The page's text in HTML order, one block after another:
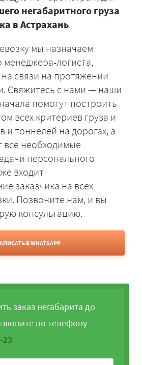
негабаритного груза
в Астрахань.
мы назначаем
менеджера-логиста,
связи на протяжении
Свяжитесь с нами — наши
помогут построить
всех критериев груза и
и тоннелей на дорогах, а
необходимые
персонального
входит
заказчика на всех
Позвоните нам, и вы
консультацию.
В WHATSAPP
заказ негабарита до
по телефону
23